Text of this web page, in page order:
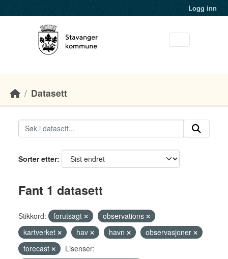
Logg inn
Datasett
Sorter etter
Fant 1 datasett
Stikkord: forutsagt
observations
kartverket
hav havn
observasjoner
forecast
Lisenser: